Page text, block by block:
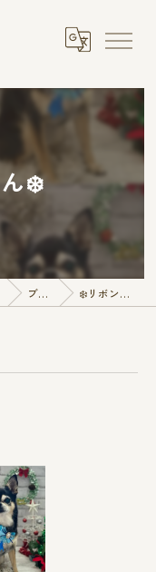
❄️
ブログ ❄️リボンちゃん❄️